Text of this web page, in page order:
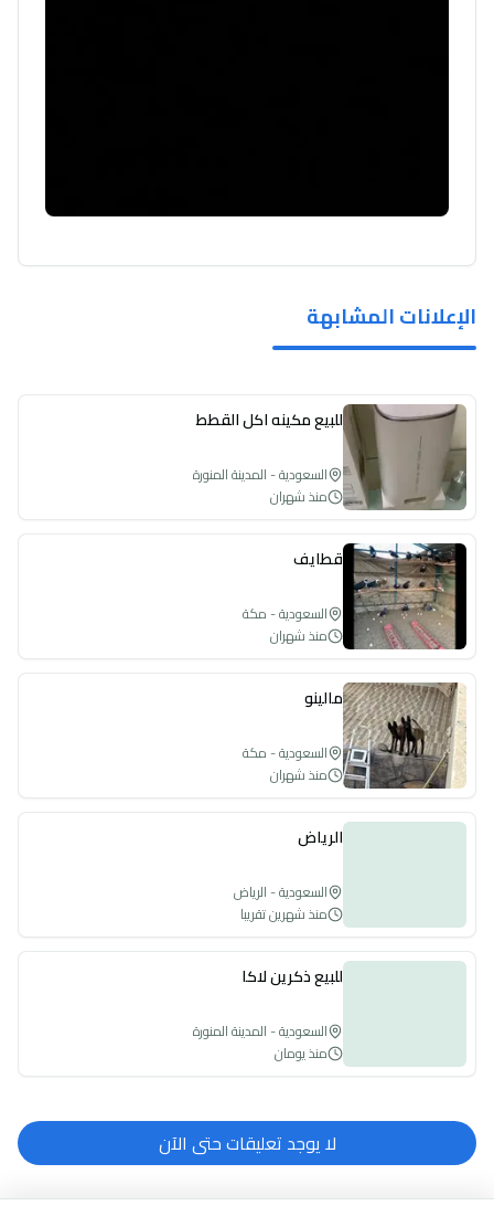
الإعلانات المشابهة
للبيع مكينه اكل القطط
السعودية - المدينة المنورة
منذ شهران
قطايف
السعودية - مكة
منذ شهران
مالينو
السعودية - مكة
منذ شهران
الرياض
السعودية - الرياض
منذ شهرين تقريبا
للبيع ذكرين لاكا
السعودية - المدينة المنورة
منذ يومان
لا يوجد تعليقات حتى الآن